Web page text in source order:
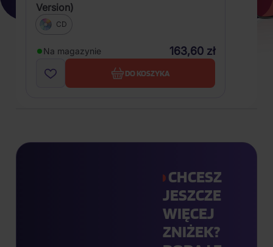
Version)
CD
Na magazynie 163,60 zł
DO KOSZYKA
CHCESZ
JESZCZE
WIĘCEJ
ZNIŻEK?